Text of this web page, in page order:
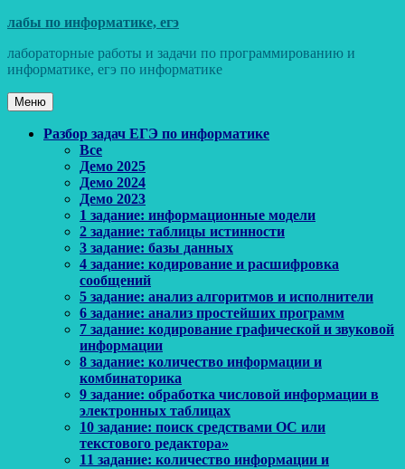
Перейти
содержимому
лабы по информатике, егэ
лабораторные работы и задачи по программированию и
информатике, егэ по информатике
Меню
Основное
Разбор задач ЕГЭ по информатике
Все
Демо 2025
Демо 2024
Демо 2023
1 задание: информационные модели
2 задание: таблицы истинности
3 задание: базы данных
4 задание: кодирование и расшифровка
сообщений
5 задание: анализ алгоритмов и исполнители
6 задание: анализ простейших программ
7 задание: кодирование графической и звуковой
информации
8 задание: количество информации и
комбинаторика
9 задание: обработка числовой информации в
электронных таблицах
10 задание: поиск средствами ОС или
текстового редактора»
11 задание: количество информации и